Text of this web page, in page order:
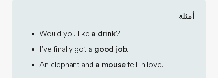
أمثلة
Would you like a drink?
I've finally got a good job.
An elephant and a mouse fell in love.